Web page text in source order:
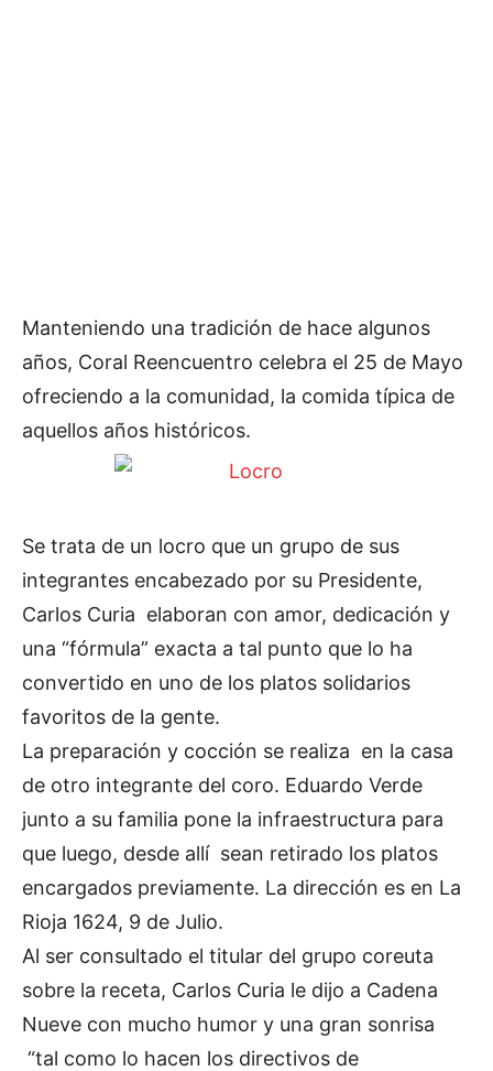
Manteniendo una tradición de hace algunos
años, Coral Reencuentro celebra el 25 de Mayo
ofreciendo a la comunidad, la comida típica de
aquellos años históricos.
Se trata de un locro que un grupo de sus
integrantes encabezado por su Presidente,
Carlos Curia elaboran con amor, dedicación y
una “fórmula” exacta a tal punto que lo ha
convertido en uno de los platos solidarios
favoritos de la gente.
La preparación y cocción se realiza en la casa
de otro integrante del coro. Eduardo Verde
junto a su familia pone la infraestructura para
que luego, desde allí sean retirado los platos
encargados previamente. La dirección es en La
Rioja 1624, 9 de Julio.
Al ser consultado el titular del grupo coreuta
sobre la receta, Carlos Curia le dijo a Cadena
Nueve con mucho humor y una gran sonrisa
“tal como lo hacen los directivos de